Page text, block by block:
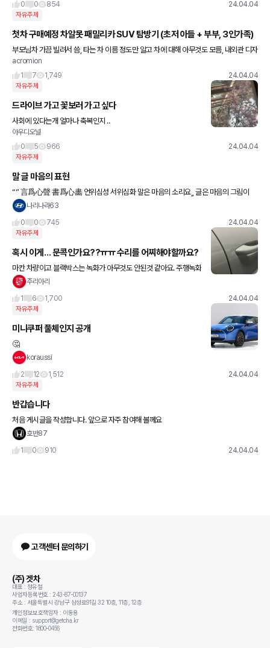
0
0 854 24.04.04
자유주제
첫차 구매예정 차알못 패밀리카 SUV 탐방기 (초저 아들 + 부부, 3인가족)
부모님차 가끔 빌려서 씀, 타는 차 이름 정도만 알고 차에 대해 아무것도 모름, 내외관 디자
인 및 2열 공간 + 승차감 + 기록지상 성능으로 차 비교했던 기록입니다 차알못이라 그냥
급 구분 없이
acromion
1
7 1,749 24.04.04
자유주제
드라이브 가고 꽃보러 가고 싶다
사회에 있다는개 얼마나 축복인지 ..
아우디오널
0
5 966 24.04.04
자유주제
말 글 마음의 표현
“” 言爲心聲 書爲心畵 언위심성 서위심화 말은 마음의 소리요,, 글은 마음의 그림이
다.. “” 좋은아침요 ~~
나리나라63
0
0 745 24.04.04
자유주제
혹시 이게… 문콕인가요??ㅠㅠ 수리를 어찌해야할까요?
마칸 차량이고 블랙박스는 녹화가 아무것도 안된것 같아요. 주행녹화
기록만 ㅁ있더라거요.. 세팅을 잘못한건지.. 어제 발견했습니다. 조수
주리아리
1
6 1,700 24.04.04
자유주제
미니쿠퍼 풀체인지 공개
🤔
koraussi
2
12 1,512 24.04.04
자유주제
반갑습니다
처음 게시글을 작성합니다. 앞으로 자주 참여해 볼께요
호반87
1
0 910 24.04.04
고객센터 문의하기
(주) 겟차
대표 : 정유철
사업자등록번호 : 243-87-00137
주소 : 서울특별시 강남구 삼성로91길 32 10층, 11층, 12층
개인정보보호책임자 : 이동용
이메일 : support@getcha.kr
전화번호: 1800-0456